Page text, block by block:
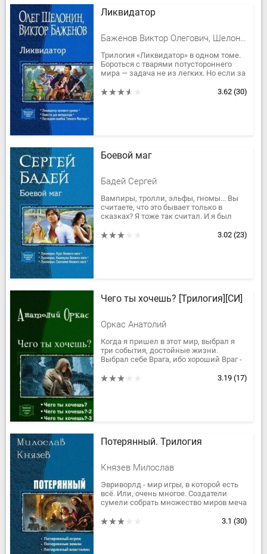
Ликвидатор
Баженов Виктор Олегович, Шелонин Олег Александрович
Трилогия «Ликвидатор» в одном томе.
Бороться с тварями потустороннего
мира — задача не из легких. Но если за
уровня Денис Колобродов...
3.62 (30)
Боевой маг
Бадей Сергей
Вампиры, тролли, эльфы, гномы... Вы
считаете, что это бывает только в
сказках? Я тоже так считал. И я был
не приходилось раньше с...
3.02 (23)
Чего ты хочешь? [Трилогия][СИ]
Оркас Анатолий
Когда я пришел в этот мир, выбрал я
три события, достойные жизни.
Выбрал себе Врага, ибо хороший Враг -
Выбрал я себе Друга, ибо хороший...
3.19 (17)
Потерянный. Трилогия
Князев Милослав
Эвриворлд - мир игры, в которой есть
всё. Или, очень многое. Создатели
сумели собрать множество миров меча
статистике ежегодно умирает...
3.1 (30)